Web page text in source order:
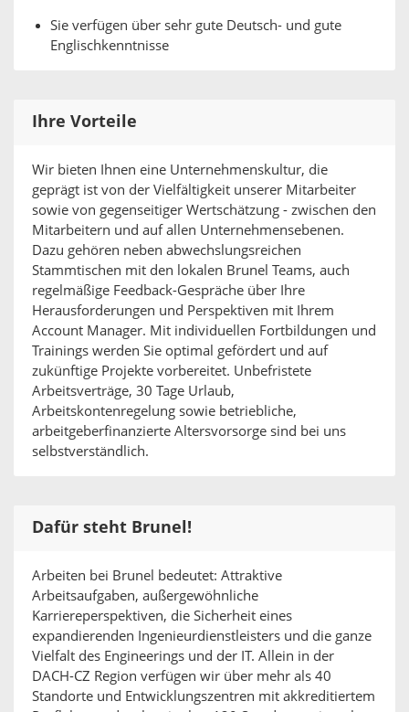
Sie verfügen über sehr gute Deutsch- und gute
Englischkenntnisse
Ihre Vorteile
Wir bieten Ihnen eine Unternehmenskultur, die
geprägt ist von der Vielfältigkeit unserer Mitarbeiter
sowie von gegenseitiger Wertschätzung - zwischen den
Mitarbeitern und auf allen Unternehmensebenen.
Dazu gehören neben abwechslungsreichen
Stammtischen mit den lokalen Brunel Teams, auch
regelmäßige Feedback-Gespräche über Ihre
Herausforderungen und Perspektiven mit Ihrem
Account Manager. Mit individuellen Fortbildungen und
Trainings werden Sie optimal gefördert und auf
zukünftige Projekte vorbereitet. Unbefristete
Arbeitsverträge, 30 Tage Urlaub,
Arbeitskontenregelung sowie betriebliche,
arbeitgeberfinanzierte Altersvorsorge sind bei uns
selbstverständlich.
Dafür steht Brunel!
Arbeiten bei Brunel bedeutet: Attraktive
Arbeitsaufgaben, außergewöhnliche
Karriereperspektiven, die Sicherheit eines
expandierenden Ingenieurdienstleisters und die ganze
Vielfalt des Engineerings und der IT. Allein in der
DACH-CZ Region verfügen wir über mehr als 40
Standorte und Entwicklungszentren mit akkreditiertem